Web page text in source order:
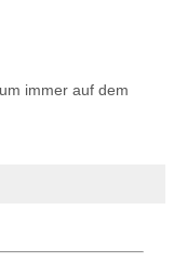
immer auf dem